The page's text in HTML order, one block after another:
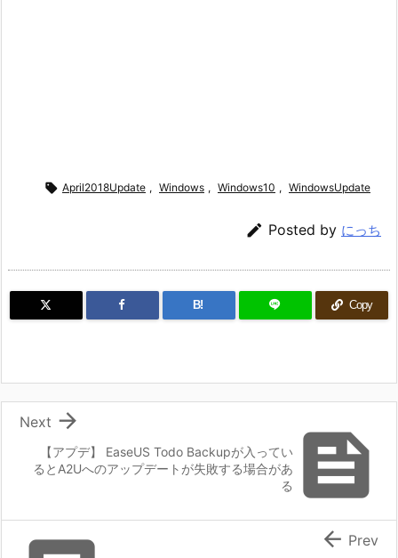
 April2018Update , Windows , Windows10 , WindowsUpdate
 Posted by にっち
B! Copy

【アプデ】 EaseUS Todo Backupが入ってい
るとA2Uへのアップデートが失敗する場合があ
る

Next
 Prev